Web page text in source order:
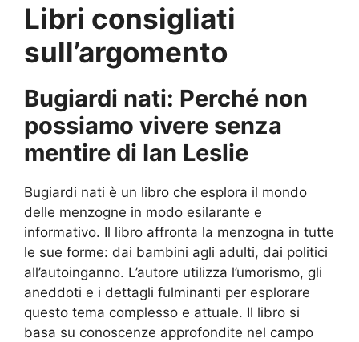
Libri consigliati
sull’argomento
Bugiardi nati: Perché non
possiamo vivere senza
mentire di Ian Leslie
Bugiardi nati è un libro che esplora il mondo
delle menzogne in modo esilarante e
informativo. Il libro affronta la menzogna in tutte
le sue forme: dai bambini agli adulti, dai politici
all’autoinganno. L’autore utilizza l’umorismo, gli
aneddoti e i dettagli fulminanti per esplorare
questo tema complesso e attuale. Il libro si
basa su conoscenze approfondite nel campo